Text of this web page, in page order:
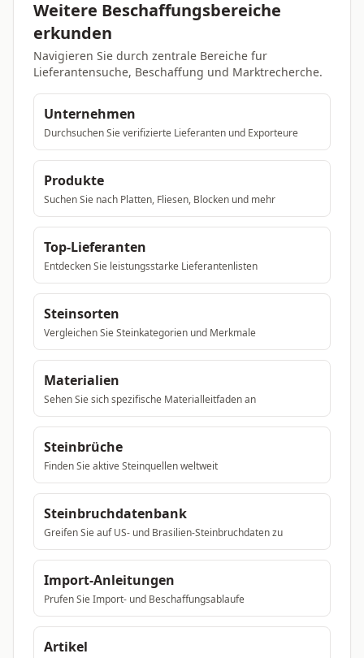
Weitere Beschaffungsbereiche
erkunden
Navigieren Sie durch zentrale Bereiche fur
Lieferantensuche, Beschaffung und Marktrecherche.
Unternehmen
Durchsuchen Sie verifizierte Lieferanten und Exporteure
Produkte
Suchen Sie nach Platten, Fliesen, Blocken und mehr
Top-Lieferanten
Entdecken Sie leistungsstarke Lieferantenlisten
Steinsorten
Vergleichen Sie Steinkategorien und Merkmale
Materialien
Sehen Sie sich spezifische Materialleitfaden an
Steinbrüche
Finden Sie aktive Steinquellen weltweit
Steinbruchdatenbank
Greifen Sie auf US- und Brasilien-Steinbruchdaten zu
Import-Anleitungen
Prufen Sie Import- und Beschaffungsablaufe
Artikel